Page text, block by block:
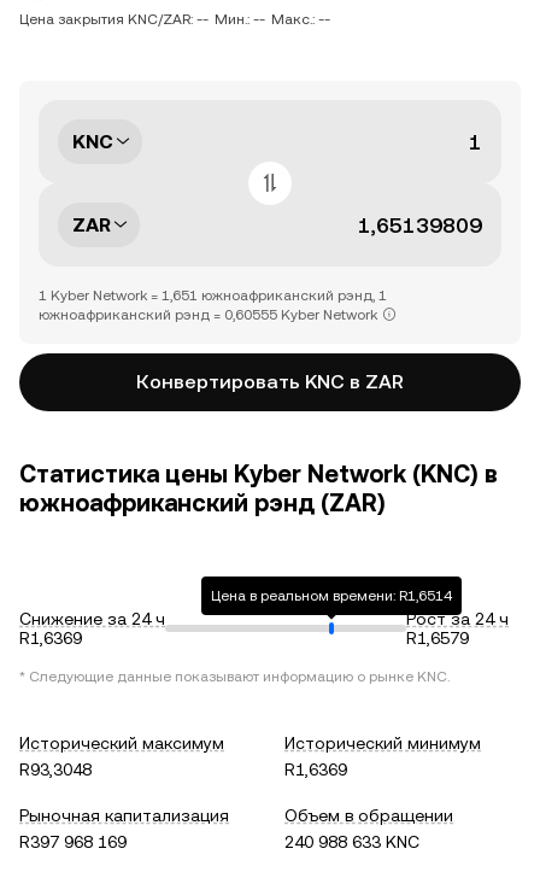
Цена закрытия KNC/ZAR: -- Мин.: -- Макс.: --
KNC
ZAR
1 Kyber Network = 1,651 южноафриканский рэнд, 1
южноафриканский рэнд = 0,60555 Kyber Network
Конвертировать KNC в ZAR
Статистика цены Kyber Network (KNC) в
южноафриканский рэнд (ZAR)
Снижение за 24 ч
R1,6369
Цена в реальном времени: R1,6514
Рост за 24 ч
R1,6579
* Следующие данные показывают информацию о рынке KNC.
Исторический максимум
R93,3048
Исторический минимум
R1,6369
Рыночная капитализация
R397 968 169
Объем в обращении
240 988 633 KNC